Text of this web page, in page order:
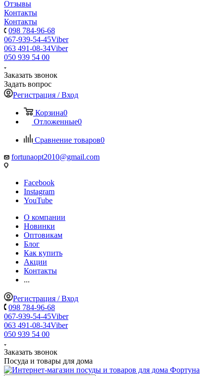
Отзывы
Контакты
Контакты
098 784-96-68
067-939-54-45Viber
063 491-08-34Viber
050 939 54 00
Заказать звонок
Задать вопрос
Регистрация / Вход
Корзина0
Отложенные0
Сравнение товаров0
fortunaopt2010@gmail.com
Facebook
Instagram
YouTube
О компании
Новинки
Оптовикам
Блог
Как купить
Акции
Контакты
...
Регистрация / Вход
098 784-96-68
067-939-54-45Viber
063 491-08-34Viber
050 939 54 00
Заказать звонок
Посуда и товары для дома